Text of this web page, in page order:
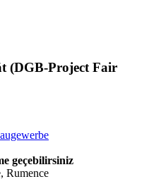
(DGB-Project Fair
geçebilirsiniz
Rumence